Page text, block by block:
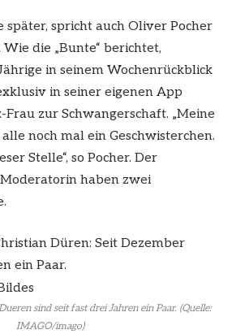
später, spricht auch Oliver Pocher
die „Bunte“ berichtet,
in seinem Wochenrückblick
in seiner eigenen App
Frau zur Schwangerschaft. „Meine
noch mal ein Geschwisterchen.
Stelle“, so Pocher. Der
haben zwei
sind seit fast drei Jahren ein Paar. (Quelle:
IMAGO/imago)